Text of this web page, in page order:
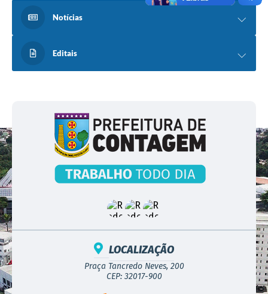
Notícias
Editais
LOCALIZAÇÃO
Praça Tancredo Neves, 200
CEP: 32017-900